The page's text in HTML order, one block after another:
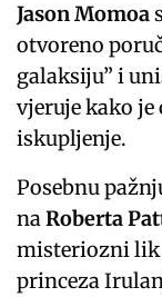
Jason Momoa
otvoreno
galaksiju” i
vjeruje kako je
iskupljenje.
Posebnu
naRoberta
misteriozni lik
princeza